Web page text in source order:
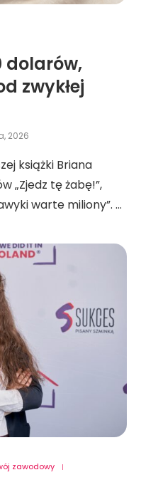
dolarów,
zwykłej
2026
książki Briana
„Zjedz tę żabę!”,
warte miliony”. …
zawodowy